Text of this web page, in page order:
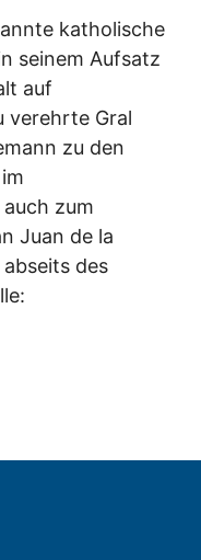
katholische
seinem Aufsatz
auf
verehrte Gral
zu den
zum
Juan de la
des